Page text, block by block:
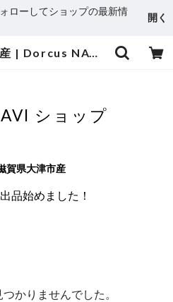
ローしてショップの最新情
開く
滋賀県大津市産 | Dorcus NAVI ショップ
ショップ
賀県大津市産
品始めました！
かりませんでした。